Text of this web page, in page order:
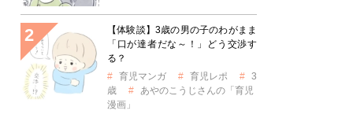
【体験談】3歳の男の子のわがまま
「口が達者だな～！」どう交渉す
る？
育児マンガ
育児レポ
3
歳
あやのこうじさんの「育児
漫画」